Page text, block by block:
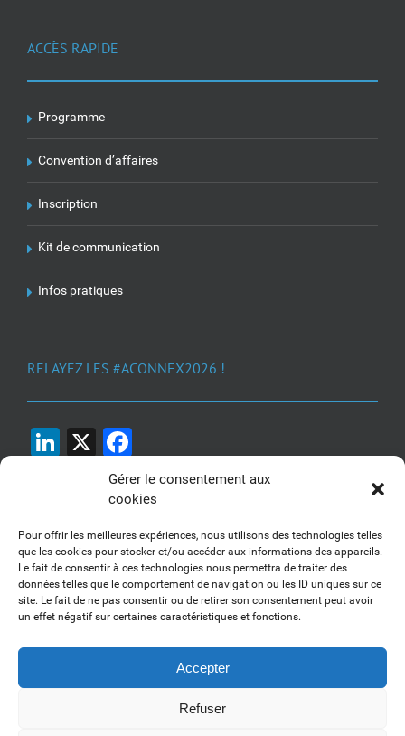
Gérer le consentement aux
cookies
Pour offrir les meilleures expériences, nous utilisons des technologies telles
que les cookies pour stocker et/ou accéder aux informations des appareils.
Le fait de consentir à ces technologies nous permettra de traiter des
données telles que le comportement de navigation ou les ID uniques sur ce
site. Le fait de ne pas consentir ou de retirer son consentement peut avoir
un effet négatif sur certaines caractéristiques et fonctions.
Accepter
Refuser
ACCÈS RAPIDE
Programme
Convention d’affaires
Inscription
Kit de communication
Infos pratiques
RELAYEZ LES #ACONNEX2026 !
LinkedIn
X
1, 2, 3... Buzzez !
Découvrez nos kits communication